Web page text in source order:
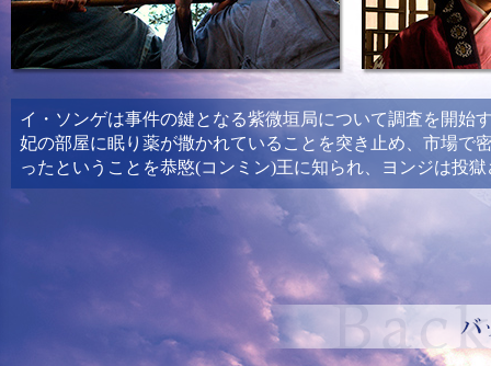
イ・ソンゲは事件の鍵となる紫微垣局について調査を開始
妃の部屋に眠り薬が撒かれていることを突き止め、市場で
ったということを恭愍(コンミン)王に知られ、ヨンジは投